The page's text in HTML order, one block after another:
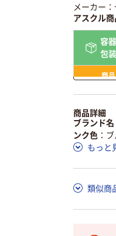
メーカー
アスクル
容器
包装
商品
仕組
この商品の
ア詳細／加
商品詳細
ブランド名
ンク色
もっと
類似商